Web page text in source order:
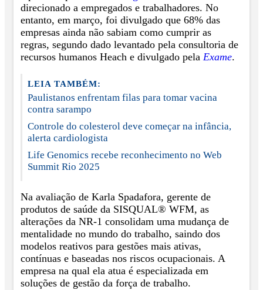
direcionado a empregados e trabalhadores. No
entanto, em março, foi divulgado que 68% das
empresas ainda não sabiam como cumprir as
regras, segundo dado levantado pela consultoria de
recursos humanos Heach e divulgado pela Exame.
LEIA TAMBÉM:
Paulistanos enfrentam filas para tomar vacina
contra sarampo
Controle do colesterol deve começar na infância,
alerta cardiologista
Life Genomics recebe reconhecimento no Web
Summit Rio 2025
Na avaliação de Karla Spadafora, gerente de
produtos de saúde da SISQUAL® WFM, as
alterações da NR-1 consolidam uma mudança de
mentalidade no mundo do trabalho, saindo dos
modelos reativos para gestões mais ativas,
contínuas e baseadas nos riscos ocupacionais. A
empresa na qual ela atua é especializada em
soluções de gestão da força de trabalho.